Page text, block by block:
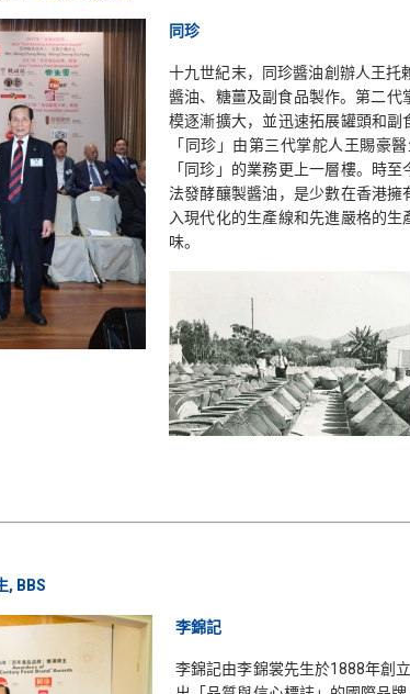
同珍
十九世紀末，同珍醬油創辦人王托
醬油、糖薑及副食品製作。第二
模逐漸擴大，並迅速拓展罐頭和副
「同珍」由第三代掌舵人王賜豪
「同珍」的業務更上一層樓。時
法發酵釀製醬油，是少數在香港
入現代化的生產線和先進嚴格的
味。
, BBS
李錦記
李錦記由李錦裳先生於1888年創